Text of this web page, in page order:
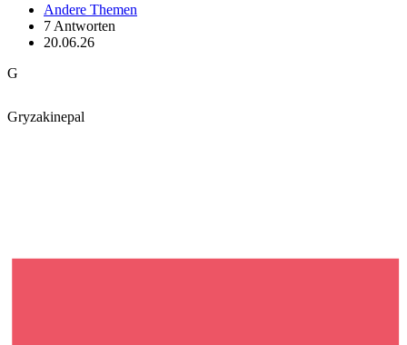
Andere Themen
7 Antworten
20.06.26
G
Gryzakinepal